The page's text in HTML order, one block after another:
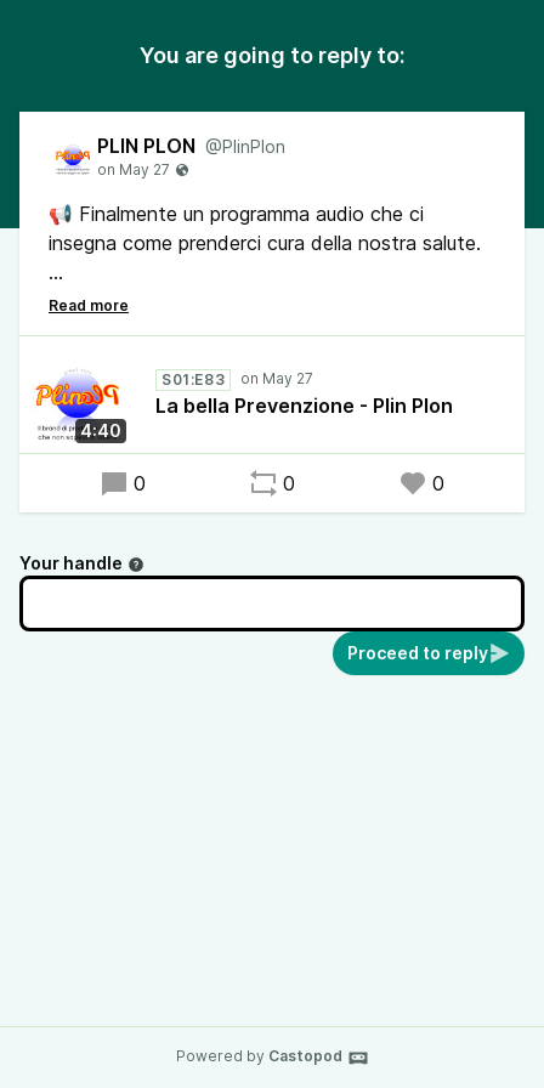
You are going to reply to:
PLIN PLON @PlinPlon
📢 Finalmente un programma audio che ci
insegna come prenderci cura della nostra salute.
La nostra salute è la cosa più importante. La tua,
non lo sappiamo, vedi tu.
🔔Condividi il podcast Plin Plon, il brand di
prodotti e servizi che non sapevi di volere. Sarà
un bel regalo per chi lo ascolta.
4:40
S01:E83
La bella Prevenzione - Plin Plon
0 0 0
Your handle
Proceed to reply
Powered by Castopod